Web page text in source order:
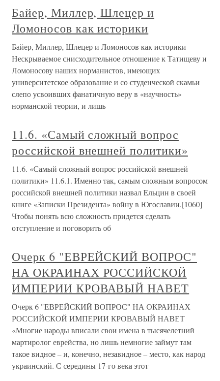
Байер, Миллер, Шлецер и
Ломоносов как историки
Байер, Миллер, Шлецер и Ломоносов как историки
Нескрываемое снисходительное отношение к Татищеву и
Ломоносову наших норманистов, имеющих
университетское образование и со студенческой скамьи
слепо усвоивших фанатичную веру в «научность»
норманской теории, и лишь
11.6. «Самый сложный вопрос
российской внешней политики»
11.6. «Самый сложный вопрос российской внешней
политики» 11.6.1. Именно так, самым сложным вопросом
российской внешней политики назвал Ельцин в своей
книге «Записки Президента» войну в Югославии.[1060]
Чтобы понять всю сложность придется сделать
отступление и поговорить об
Очерк 6 "ЕВРЕЙСКИЙ ВОПРОС"
НА ОКРАИНАХ РОССИЙСКОЙ
ИМПЕРИИ КРОВАВЫЙ НАВЕТ
Очерк 6 "ЕВРЕЙСКИЙ ВОПРОС" НА ОКРАИНАХ
РОССИЙСКОЙ ИМПЕРИИ КРОВАВЫЙ НАВЕТ
«Многие народы вписали свои имена в тысячелетний
мартиролог еврейства, но лишь немногие займут там
такое видное – и, конечно, незавидное – место, как народ
украинский. С середины 17-го века этот